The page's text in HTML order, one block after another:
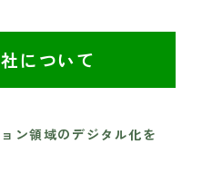
について
ン領域のデジタル化を